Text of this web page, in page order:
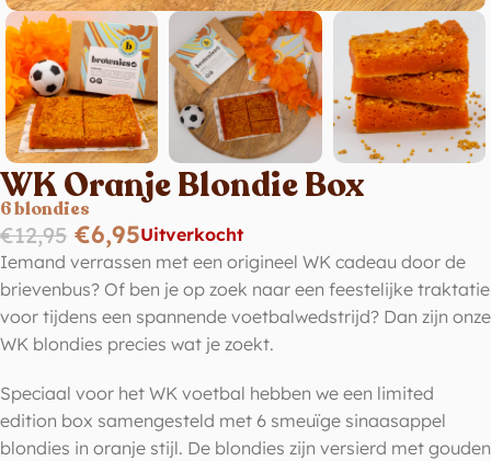
WK Oranje Blondie Box
6 blondies
€12,95 €6,95Uitverkocht
Iemand verrassen met een origineel WK cadeau door de
brievenbus? Of ben je op zoek naar een feestelijke traktatie
voor tijdens een spannende voetbalwedstrijd? Dan zijn onze
WK blondies precies wat je zoekt.
Speciaal voor het WK voetbal hebben we een limited
edition box samengesteld met 6 smeuïge sinaasappel
blondies in oranje stijl. De blondies zijn versierd met gouden